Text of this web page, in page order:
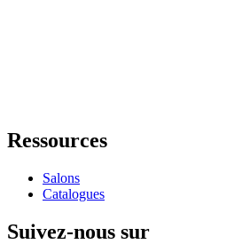
Ressources
Salons
Catalogues
Suivez-nous sur